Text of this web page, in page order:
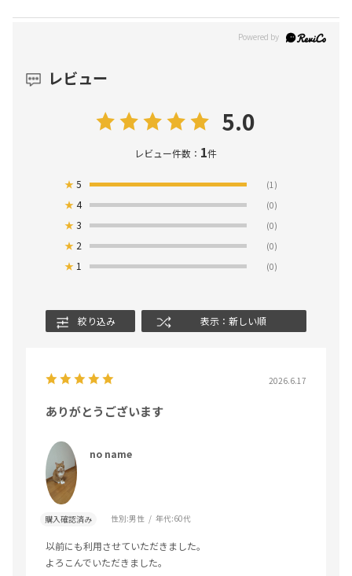
レビュー
5.0
レビュー件数： 1件
★5 (1)
★4 (0)
★3 (0)
★ 2 (0)
★ 1 (0)
絞り込み 表示：新しい順
2026.6.17
ありがとうございます
no name
購入確認済み 性別:男性 年代:60代
以前にも利用させていただきました。
よろこんでいただきました。